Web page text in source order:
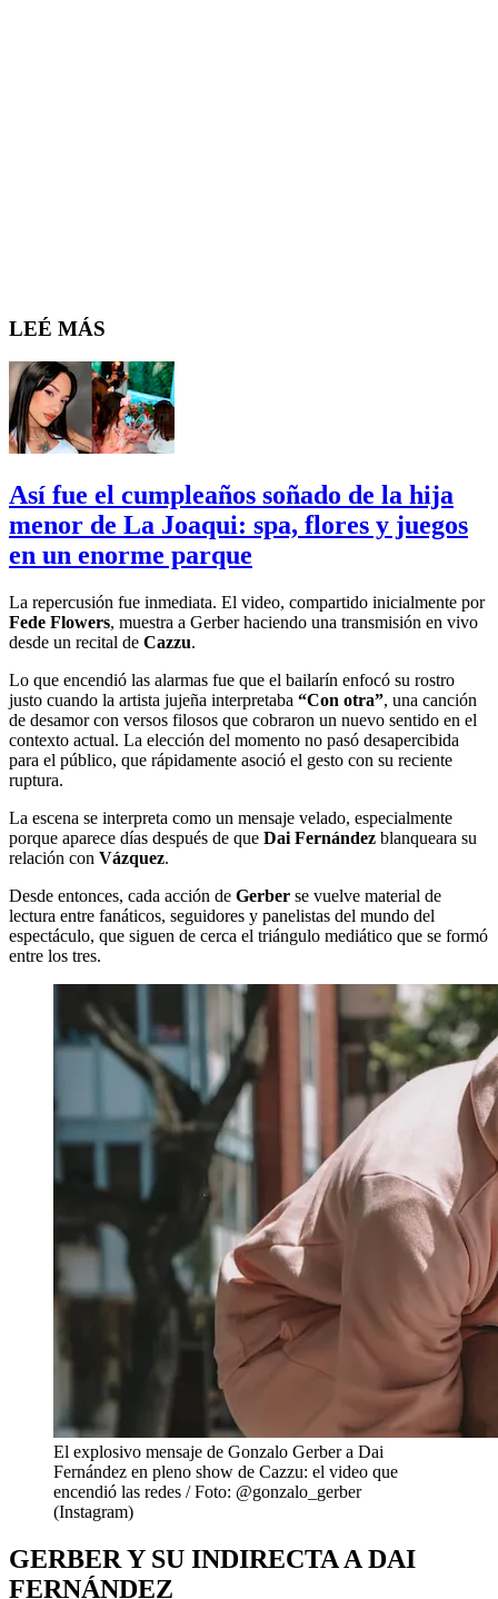
LEÉ MÁS
Así fue el cumpleaños soñado de la hija
menor de La Joaqui: spa, flores y juegos
en un enorme parque
La repercusión fue inmediata. El video, compartido inicialmente por
Fede Flowers, muestra a Gerber haciendo una transmisión en vivo
desde un recital de Cazzu.
Lo que encendió las alarmas fue que el bailarín enfocó su rostro
justo cuando la artista jujeña interpretaba “Con otra”, una canción
de desamor con versos filosos que cobraron un nuevo sentido en el
contexto actual. La elección del momento no pasó desapercibida
para el público, que rápidamente asoció el gesto con su reciente
ruptura.
La escena se interpreta como un mensaje velado, especialmente
porque aparece días después de que Dai Fernández blanqueara su
relación con Vázquez.
Desde entonces, cada acción de Gerber se vuelve material de
lectura entre fanáticos, seguidores y panelistas del mundo del
espectáculo, que siguen de cerca el triángulo mediático que se formó
entre los tres.
El explosivo mensaje de Gonzalo Gerber a Dai
Fernández en pleno show de Cazzu: el video que
encendió las redes / Foto: @gonzalo_gerber
(Instagram)
GERBER Y SU INDIRECTA A DAI
FERNÁNDEZ